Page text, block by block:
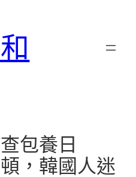
包養日
，韓國人迷